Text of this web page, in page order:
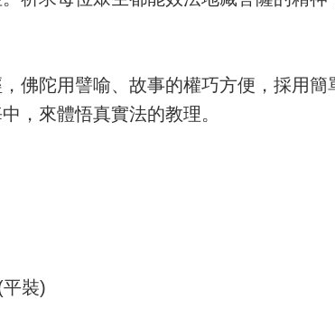
佛陀用譬喻、故事的權巧方便，採用簡
，來體悟真實法的教理。
裝)